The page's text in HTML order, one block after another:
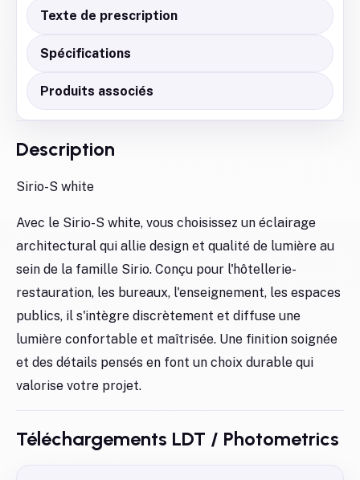
Texte de prescription
Spécifications
Produits associés
Description
Sirio-S white
Avec le Sirio-S white, vous choisissez un éclairage
architectural qui allie design et qualité de lumière au
sein de la famille Sirio. Conçu pour l'hôtellerie-
restauration, les bureaux, l'enseignement, les espaces
publics, il s'intègre discrètement et diffuse une
lumière confortable et maîtrisée. Une finition soignée
et des détails pensés en font un choix durable qui
valorise votre projet.
Téléchargements LDT / Photometrics